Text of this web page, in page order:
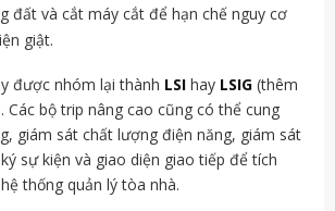
đất và cắt máy cắt để hạn chế nguy cơ
giật.
được nhóm lại thành LSI hay LSIG (thêm
Các bộ trip nâng cao cũng có thể cung
giám sát chất lượng điện năng, giám sát
sự kiện và giao diện giao tiếp để tích
thống quản lý tòa nhà.